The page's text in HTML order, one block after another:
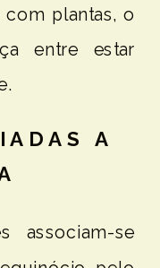
com plantas, o
entre estar
A
associam-se